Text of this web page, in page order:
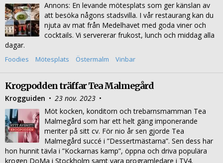
Annons: En levande mötesplats som ger känslan av
att besöka någons stadsvilla. I vår restaurang kan du
njuta av mat från Medelhavet med goda viner och
cocktails. Vi servererar frukost, lunch och middag alla
dagar.
Foodies Mötesplats Östermalm Vinbar
Krogpodden träffar Tea Malmegård
Krogguiden • 23 nov. 2023 •
Möt kocken, konditorn och trebarnsmamman Tea
Malmegård som har ett helt gäng imponerande
meriter på sitt cv. För nio år sen gjorde Tea
Malmegård succé i ”Dessertmästarna”. Sen dess har
hon hunnit tävla i ”Kockarnas kamp”, öppna och driva populära
krogen DoMa i Stockholm samt vara programledare i TV4.